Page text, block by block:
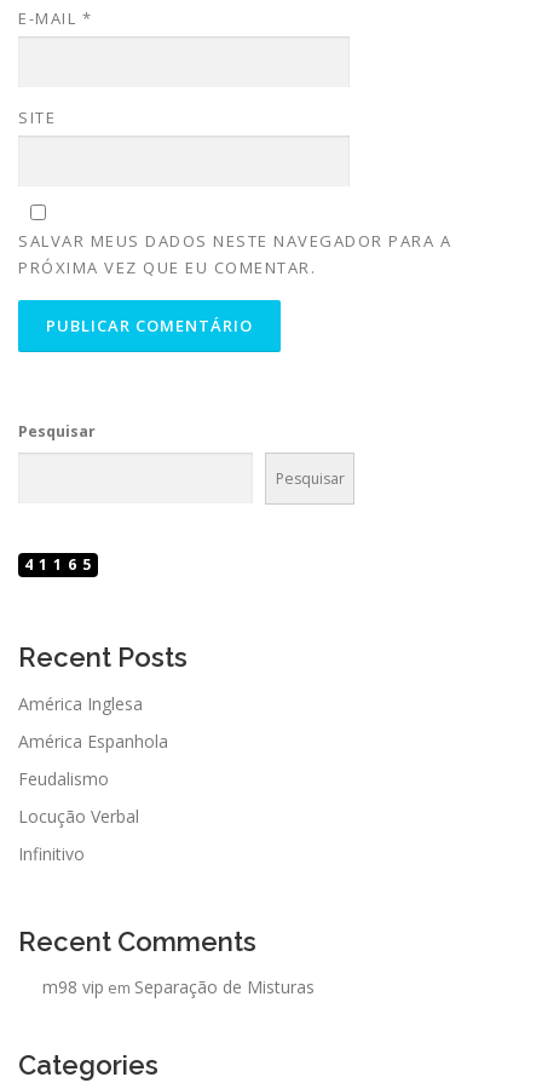
E-MAIL *
SITE
SALVAR MEUS DADOS NESTE NAVEGADOR PARA A
PRÓXIMA VEZ QUE EU COMENTAR.
Pesquisar
Pesquisar
41165
Recent Posts
América Inglesa
América Espanhola
Feudalismo
Locução Verbal
Infinitivo
Recent Comments
m98 vip em Separação de Misturas
Categories